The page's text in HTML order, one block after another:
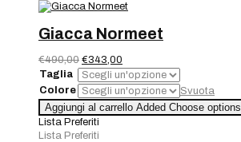
Giacca Normeet
€490,00 Il
prezzo
originale
era:
€490,00.
€343,00
prezzo
attuale
è:
€343,00.
Taglia
Colore
Svuota
Giacca
Normeet
quantità
Aggiungi al carrello Added Choose options
Lista Preferiti
Lista Preferiti